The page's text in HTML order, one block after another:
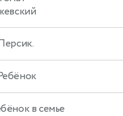
в семье